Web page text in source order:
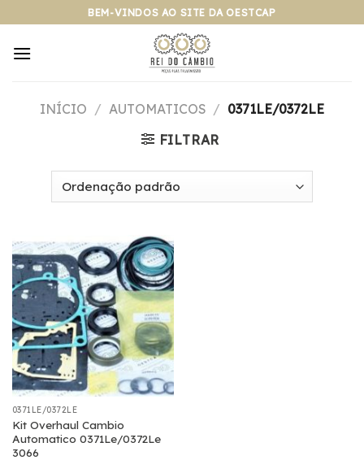
para
BEM-VINDOS AO SITE DA OESTCAP
INÍCIO / AUTOMATICOS / 0371LE/0372LE
FILTRAR
0371LE/0372LE
Kit Overhaul Cambio
Automatico 0371Le/0372Le
3066